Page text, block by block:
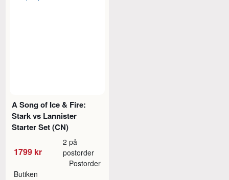
A Song of Ice & Fire:
Stark vs Lannister
Starter Set (CN)
1799 kr
2 på
postorder
Butiken
Postorder